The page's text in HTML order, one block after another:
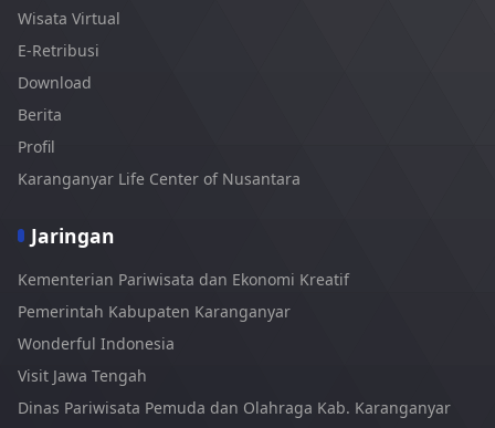
Wisata Virtual
E-Retribusi
Download
Berita
Profil
Karanganyar Life Center of Nusantara
Jaringan
Kementerian Pariwisata dan Ekonomi Kreatif
Pemerintah Kabupaten Karanganyar
Wonderful Indonesia
Visit Jawa Tengah
Dinas Pariwisata Pemuda dan Olahraga Kab. Karanganyar